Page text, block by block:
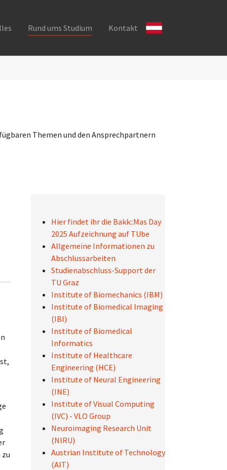
Rund ums Studium Kontakt
Themen und den Ansprechpartnern
Hier findet ihr die Bakk::Mas Day
2025 Aufzeichnung auf TUbe
Allgemeine Informationen zu
Abschlussarbeiten
Studienabschluss-Support der
TU Graz
Institute of Biomechanics (IBM)
Institute of Biomedical Imaging
(IBI)
Institute of Biomedical
Informatics
Institute of Healthcare
Engineering (HCE)
Institute of Neural Engineering
(INE)
Institute of Visual Computing
(IVC) - VLO Group
Neuroimaging Research Unit
(NIRU)
Austrian Institute of Technology
(AIT)